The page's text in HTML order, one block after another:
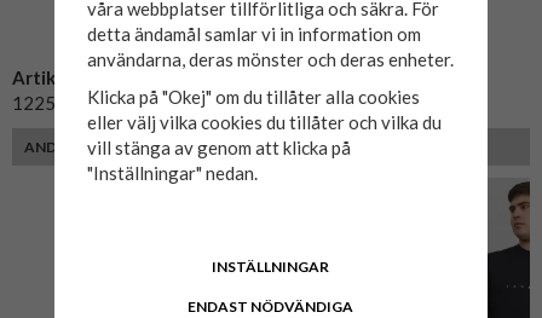
Artikelnummer:
12258871-svart
ANDRA KUNDER MED SAMMA PASSFORM VALDE ÄVEN
våra webbplatser tillförlitliga och säkra. För
detta ändamål samlar vi in information om
användarna, deras mönster och deras enheter.
Klicka på "Okej" om du tillåter alla cookies
eller välj vilka cookies du tillåter och vilka du
vill stänga av genom att klicka på
"Inställningar" nedan.
INSTÄLLNINGAR
ENDAST NÖDVÄNDIGA